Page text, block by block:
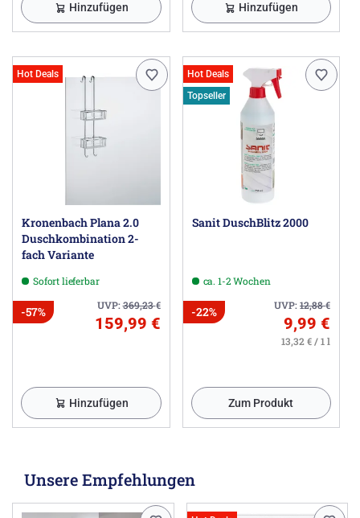
Hinzufügen Hinzufügen
Hot Deals
Kronenbach Plana 2.0
Duschkombination 2-
fach Variante
Sofort lieferbar
UVP:369,23€
-57%
159,99 €
Hinzufügen
Hot Deals
Topseller
Sanit DuschBlitz 2000
ca. 1-2 Wochen
UVP:12,88€
-22%
9,99 €
13,32 € / 1 l
Zum Produkt
Unsere Empfehlungen